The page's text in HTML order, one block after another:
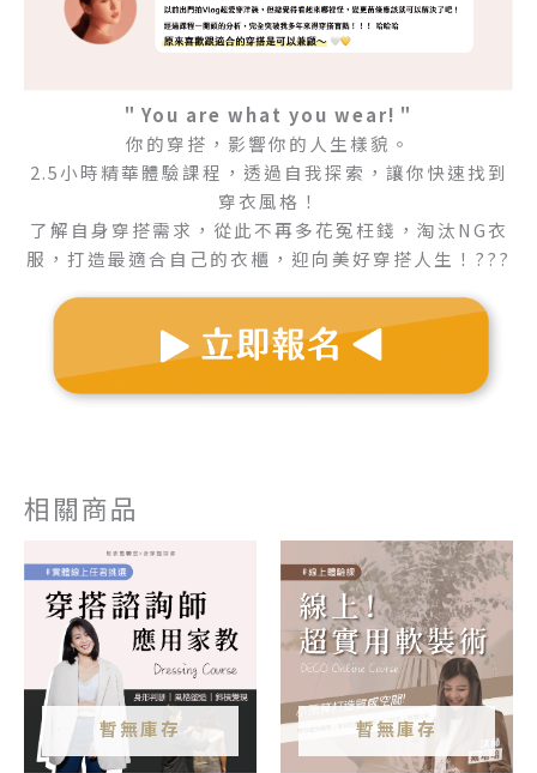
＂You are what you wear!＂
你的穿搭，影響你的人生樣貌。
2.5小時精華體驗課程，透過自我探索，讓你快速找到
穿衣風格！
了解自身穿搭需求，從此不再多花冤枉錢，淘汰NG衣
服，打造最適合自己的衣櫃，迎向美好穿搭人生！???
相關商品
暫無庫存
此
產
品
有
種
款
式。
暫無庫存